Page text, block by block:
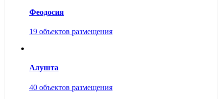
Феодосия
19 объектов размещения
Алушта
40 объектов размещения